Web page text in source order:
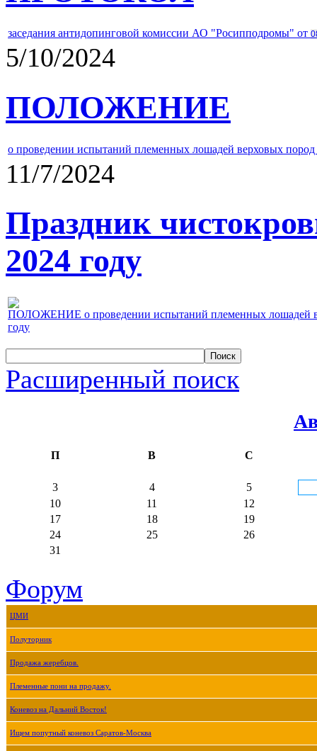
заседания антидопинговой комиссии АО "Росипподромы" от
5/10/2024
ПОЛОЖЕНИЕ
о проведении испытаний племенных лошадей верховых
11/7/2024
Праздник
2024 году
ПОЛОЖЕНИЕ о проведении испытаний племенных лошадей
году
Расширенный поиск
П В С
3 4
5
10
11
12
17
18
19
24
25
26
31
Форум
ЦМИ
Полуторник
Продажа жеребцов.
Племенные пони на продажу.
Коневоз на Дальний Восток!
Ищем попутный коневоз Саратов-Москва